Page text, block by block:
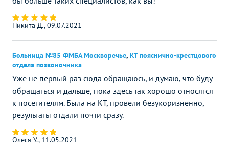
Никита Д., 09.07.2021
Больница №85 ФМБА Москворечье, КТ пояснично-крестцового
отдела позвоночника
Уже не первый раз сюда обращаюсь, и думаю, что буду
обращаться и дальше, пока здесь так хорошо относятся
к посетителям. Была на КТ, провели безукоризненно,
результаты отдали почти сразу.
Олеся У., 11.05.2021